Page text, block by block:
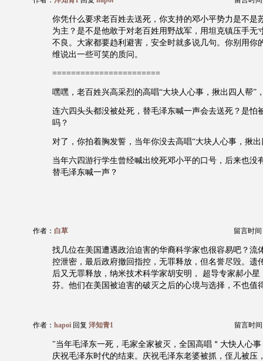
你凭什么要求老百姓去送死，你支持的邓小平势力是不是
为主？是不是他敢于对老百姓用野战军，用坦克镇压手无
不良。大家都要趋利避害，安全时就多说几句。你别用你
维说出一些可笑的质问。
=======================
嘿嘿，老百姓兴高采烈的高唱“大块人心事，揪出四人帮”
连六四头头都没被处死，替毛泽东喊一声会去送死？是怕
吗？
对了，你拍着胸发誓，当年你没去高唱“大块人心事，揪出
当年六四游行学生曾经喊出绞死邓小平的口号，后来也没
替毛泽东喊一声？
作者： 白草 留言时间
找几位在美国遭遇政治迫害的华裔科学家也很容易吧？流
控泄密，最后政府撤回指控，无罪释放，但名誉尽毁。遗
后又无罪释放，纳米技术科学家胡安明， 超导专家郝小星
芬。他们在美国被迫害的破灭之后的心境与选择，不也值
作者： hapoi 回复 洋知青1 留言时间
"当年毛泽东一死，毛家全家被灭，全国高唱＂大快人心
庆祝毛泽东时代的结束。庆祝毛泽东老婆被抓，侄儿被压